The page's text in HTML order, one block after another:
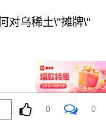
对乌稀土\"摊牌\"
10188
0 0